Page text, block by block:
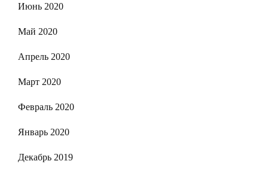
Июнь 2020
Май 2020
Апрель 2020
Март 2020
Февраль 2020
Январь 2020
Декабрь 2019